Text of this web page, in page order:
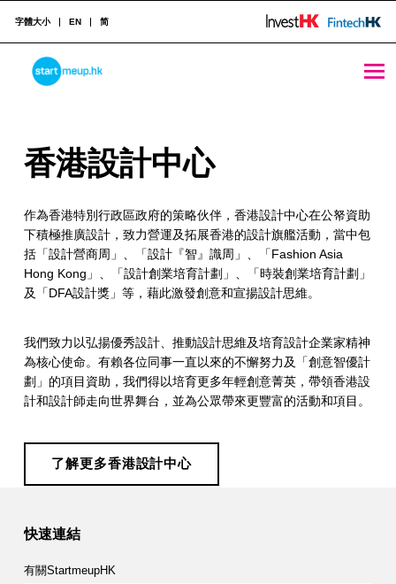
STARTMEUPHK
STARTMEUPHK FESTIVAL IS THE LEADING STARTUP AND INNOVATION CONFERENCE EVENT IN HONG KONG
字體大小 EN 简
香
設
計
中
香港設計中心
作為香港特別行政區政府的策略伙伴，香港設計中心在公帑資助
下積極推廣設計，致力營運及拓展香港的設計旗艦活動，當中包
括「設計營商周」、「設計『智』識周」、「Fashion Asia
Hong Kong」、「設計創業培育計劃」、「時裝創業培育計劃」
及「DFA設計獎」等，藉此激發創意和宣揚設計思維。
我們致力以弘揚優秀設計、推動設計思維及培育設計企業家精神
為核心使命。有賴各位同事一直以來的不懈努力及「創意智優計
劃」的項目資助，我們得以培育更多年輕創意菁英，帶領香港設
計和設計師走向世界舞台，並為公眾帶來更豐富的活動和項目。
了解更多香港設計中心
Skip back to main navigation
快速連結
有關StartmeupHK